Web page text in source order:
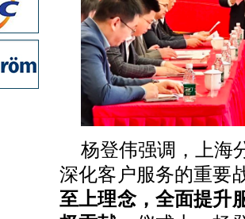
杨登伟强调，上海
深化客户服务的重要
至上理念，全面提升